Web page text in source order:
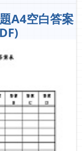
A4空白答案